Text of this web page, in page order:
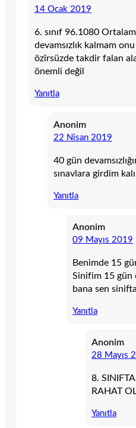
14 Ocak 2019
6. sınıf 96.1080
devamsızlık kalmam
özîrsüzde takdir falan
önemli değil
Yanıtla
Anonim
22 Nisan 2019
40 gün
sınavlara girdim
Yanıtla
Anonim
09 Mayıs 2019
Benimde 15
Sinifim 15 gün
bana sen
Yanıtla
Anonim
28 Mayıs
8.
RAHAT
Yanıtla